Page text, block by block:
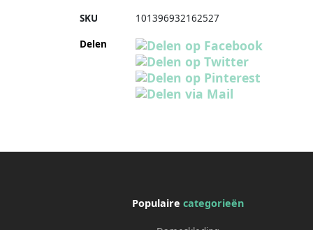
SKU 101396932162527
Delen
Populairecategorieën